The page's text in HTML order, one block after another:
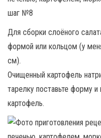
Для сборки слоёного
формой или кольцом (у
см).
Очищенный картофель
тарелку поставьте форму
картофель.